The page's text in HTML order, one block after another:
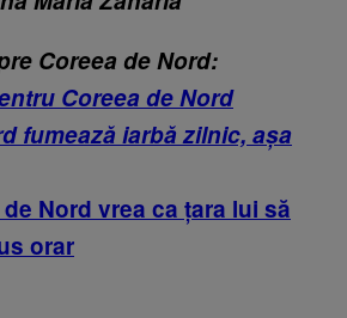
Coreea de Nord:
Coreea de Nord
fumează iarbă zilnic, așa
Nord vrea ca țara lui să
orar